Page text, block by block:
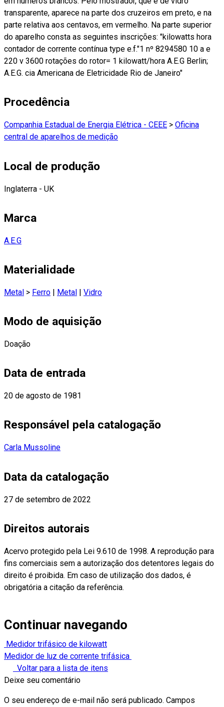
transparente, aparece na parte dos cruzeiros em preto, e na
parte relativa aos centavos, em vermelho. Na parte superior
do aparelho consta as seguintes inscrições: "kilowatts hora
contador de corrente contínua type e.f."1 nº 8294580 10 a e
220 v 3600 rotações do rotor= 1 kilowatt/hora A.E.G Berlin;
A.E.G. cia Americana de Eletricidade Rio de Janeiro"
Procedência
Companhia Estadual de Energia Elétrica - CEEE > Oficina
central de aparelhos de medição
Local de produção
Inglaterra - UK
Marca
A.E.G
Materialidade
Metal > Ferro | Metal | Vidro
Modo de aquisição
Doação
Data de entrada
20 de agosto de 1981
Responsável pela catalogação
Carla Mussoline
Data da catalogação
27 de setembro de 2022
Direitos autorais
Acervo protegido pela Lei 9.610 de 1998. A reprodução para
fins comerciais sem a autorização dos detentores legais do
direito é proibida. Em caso de utilização dos dados, é
obrigatória a citação da referência.
Continuar navegando
Medidor trifásico de kilowatt
Medidor de luz de corrente trifásica
Voltar para a lista de itens
Deixe seu comentário
O seu endereço de e-mail não será publicado. Campos